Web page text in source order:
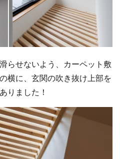
らせないよう、カーペット敷
横に、玄関の吹き抜け上部を
りました！